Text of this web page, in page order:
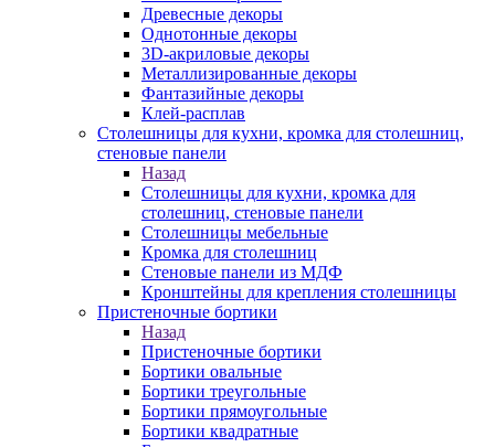
Древесные декоры
Однотонные декоры
3D-акриловые декоры
Металлизированные декоры
Фантазийные декоры
Клей-расплав
Столешницы для кухни, кромка для столешниц,
стеновые панели
Назад
Столешницы для кухни, кромка для
столешниц, стеновые панели
Столешницы мебельные
Кромка для столешниц
Стеновые панели из МДФ
Кронштейны для крепления столешницы
Пристеночные бортики
Назад
Пристеночные бортики
Бортики овальные
Бортики треугольные
Бортики прямоугольные
Бортики квадратные